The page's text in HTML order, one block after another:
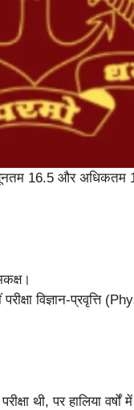
16.5 और
विज्ञान-प्रवृत्ति
थी, पर हालिया वर्षों